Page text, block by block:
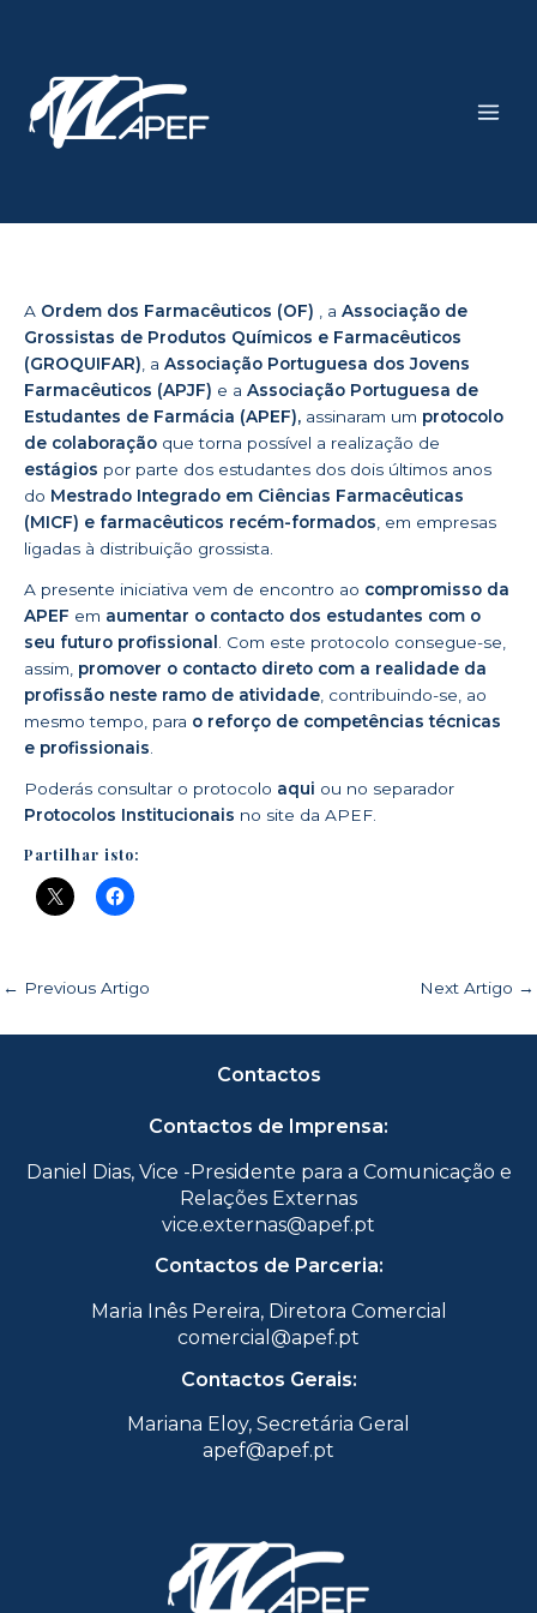
A Ordem dos Farmacêuticos (OF) , a Associação de
Grossistas de Produtos Químicos e Farmacêuticos
(GROQUIFAR), a Associação Portuguesa dos Jovens
Farmacêuticos (APJF) e a Associação Portuguesa de
Estudantes de Farmácia (APEF), assinaram um protocolo
de colaboração que torna possível a realização de
estágios por parte dos estudantes dos dois últimos anos
do Mestrado Integrado em Ciências Farmacêuticas
(MICF) e farmacêuticos recém-formados, em empresas
ligadas à distribuição grossista.
A presente iniciativa vem de encontro ao compromisso da
APEF em aumentar o contacto dos estudantes com o
seu futuro profissional
. Com este protocolo consegue-se,
assim, promover o contacto direto com a realidade da
profissão neste ramo de atividade , contribuindo-se, ao
mesmo tempo, para o reforço de competências técnicas
e profissionais
Poderás consultar o protocolo aqui ou no separador
Protocolos Institucionais no site da APEF.
Partilhar isto:
← Previous Artigo Next Artigo →
Contactos
Contactos de Imprensa:
Daniel Dias, Vice -Presidente para a Comunicação e
Relações Externas
vice.externas@apef.pt
Contactos de Parceria:
Maria Inês Pereira, Diretora Comercial
comercial@apef.pt
Contactos Gerais:
Mariana Eloy, Secretária Geral
apef@apef.pt